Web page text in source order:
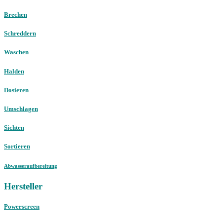
Brechen
Schreddern
Waschen
Halden
Dosieren
Umschlagen
Sichten
Sortieren
Abwasseraufbereitung
Hersteller
Powerscreen